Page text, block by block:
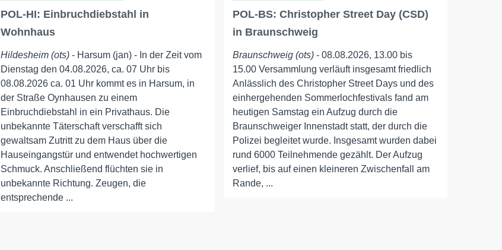
POL-HI: Einbruchdiebstahl in
Wohnhaus
Hildesheim (ots)- Harsum (jan) - In der Zeit vom
Dienstag den 04.08.2026, ca. 07 Uhr bis
08.08.2026 ca. 01 Uhr kommt es in Harsum, in
der Straße Oynhausen zu einem
Einbruchdiebstahl in ein Privathaus. Die
unbekannte Täterschaft verschafft sich
gewaltsam Zutritt zu dem Haus über die
Hauseingangstür und entwendet hochwertigen
Schmuck. Anschließend flüchten sie in
unbekannte Richtung. Zeugen, die
entsprechende ...
POL-BS: Christopher Street Day (CSD)
in Braunschweig
Braunschweig (ots) - 08.08.2026, 13.00 bis
15.00 Versammlung verläuft insgesamt friedlich
Anlässlich des Christopher Street Days und des
einhergehenden Sommerlochfestivals fand am
heutigen Samstag ein Aufzug durch die
Braunschweiger Innenstadt statt, der durch die
Polizei begleitet wurde. Insgesamt wurden dabei
rund 6000 Teilnehmende gezählt. Der Aufzug
verlief, bis auf einen kleineren Zwischenfall am
Rande, ...